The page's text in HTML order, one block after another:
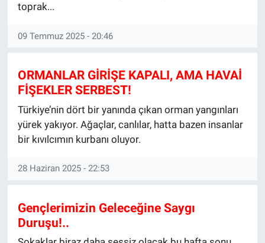
toprak...
09 Temmuz 2025 - 20:46
ORMANLAR GİRİŞE KAPALI, AMA HAVAİ
FİŞEKLER SERBEST!
Türkiye’nin dört bir yanında çıkan orman yangınları
yürek yakıyor. Ağaçlar, canlılar, hatta bazen insanlar
bir kıvılcımın kurbanı oluyor.
28 Haziran 2025 - 22:53
Gençlerimizin Geleceğine Saygı
Duruşu!..